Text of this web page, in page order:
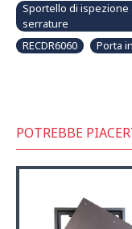
Sportello di ispezione
serrature
RECDR6060
Porta
POTREBBE